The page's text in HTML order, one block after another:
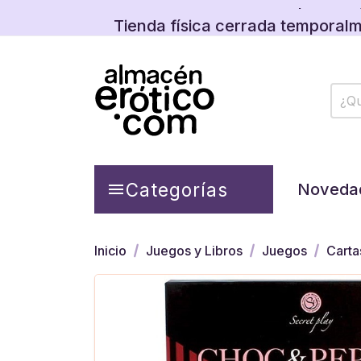
Descubre las
Tienda física cerrada
Descubre las
Categorías
Inicio Juegos y Libros Juegos